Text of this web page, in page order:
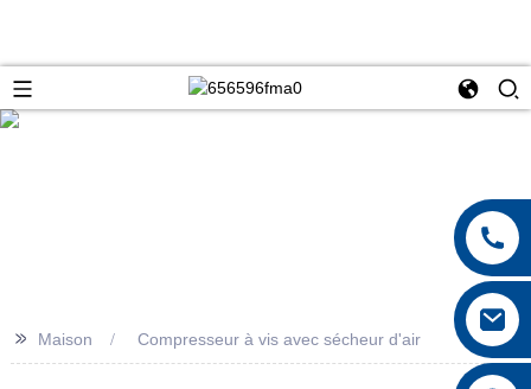
>> Maison Compresseur à vis avec sécheur d'air